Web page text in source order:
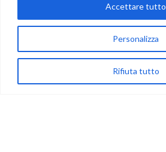
Personalizza
Rifiuta tutto
Accettare tutto
(+39) 081-7777233
info@ideepercreare.it